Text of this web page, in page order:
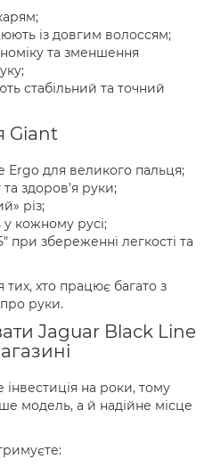
із довгим волоссям;
та зменшення
стабільний та точний
Giant
Ergo для великого пальця;
здоров’я руки;
різ;
у кожному русі;
при збереженні легкості та
хто працює багато з
руки.
Jaguar Black Line
на роки, тому
модель, а й надійне місце